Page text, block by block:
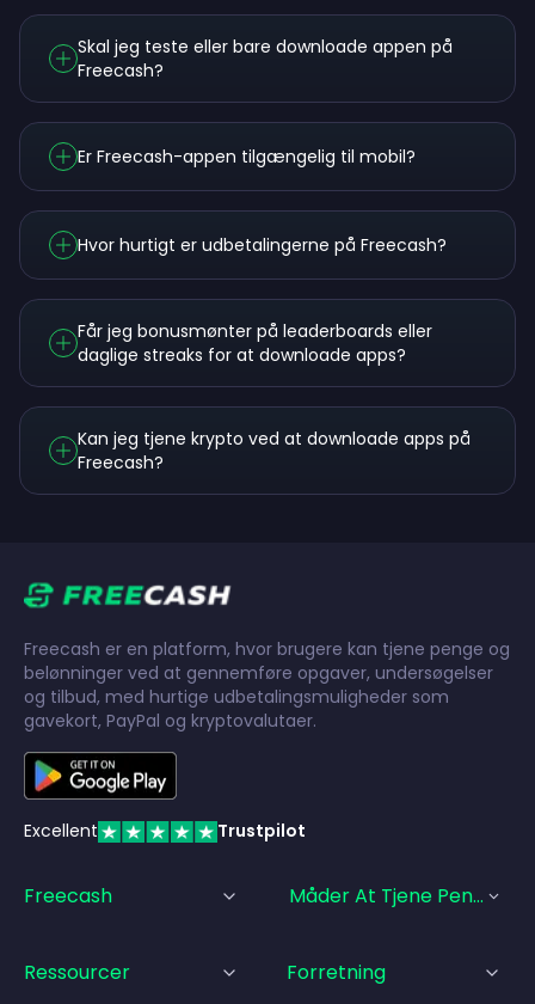
Skal jeg teste eller bare downloade appen på
Freecash?
Er Freecash-appen tilgængelig til mobil?
Hvor hurtigt er udbetalingerne på Freecash?
Får jeg bonusmønter på leaderboards eller
daglige streaks for at downloade apps?
Kan jeg tjene krypto ved at downloade apps på
Freecash?
Freecash er en platform, hvor brugere kan tjene penge og
belønninger ved at gennemføre opgaver, undersøgelser
og tilbud, med hurtige udbetalingsmuligheder som
gavekort, PayPal og kryptovalutaer.
Excellent Trustpilot
Freecash Måder At Tjene Penge På
Ressourcer Forretning